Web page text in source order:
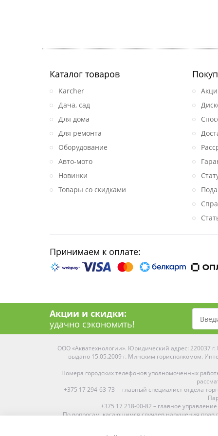
Каталог товаров
Karcher
Дача, сад
Для дома
Для ремонта
Оборудование
Авто-мото
Новинки
Товары со скидками
Принимаем к оплате:
Акции и скидки:
удачно сэкономить!
ООО «Акватехнологии». Юридический адрес: 220037
выдано 15.05.2009 г. Минским горисполкомом.
Номера городских телефонов уполномоченных
+375 17 294-63-73 – главный специалист отдела
+375 17 218-00-82 – главное
По вопросам, касающимся случаев нарушения прав